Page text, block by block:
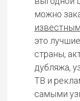
можно
это
страны,
дубляжа,
ТВ и
самыми